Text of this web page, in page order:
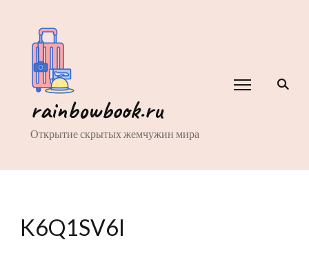
rainbowbook.ru
Открытие скрытых жемчужин мира
K6Q1SV6I